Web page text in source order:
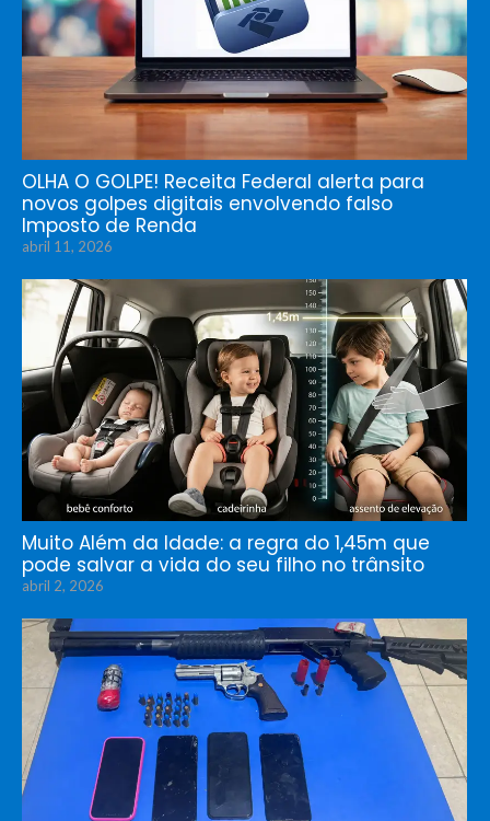
OLHA O GOLPE! Receita Federal alerta para
novos golpes digitais envolvendo falso
Imposto de Renda
abril 11, 2026
Muito Além da Idade: a regra do 1,45m que
pode salvar a vida do seu filho no trânsito
abril 2, 2026